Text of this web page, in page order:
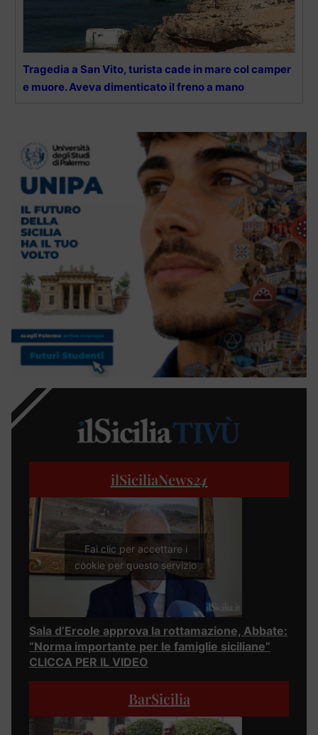
Tragedia a San Vito, turista cade in mare col camper
e muore. Aveva dimenticato il freno a mano
ilSiciliaNews24
Fai clic per accettare i
cookie per questo servizio
Sala d’Ercole approva la rottamazione, Abbate:
“Norma importante per le famiglie siciliane”
CLICCA PER IL VIDEO
BarSicilia